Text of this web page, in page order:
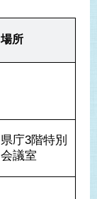
場所
県庁3階特別
会議室